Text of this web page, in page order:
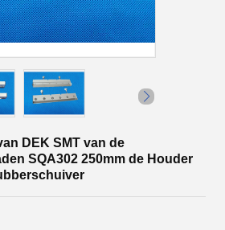
DEK SMT van de
SQA302 250mm de Houder